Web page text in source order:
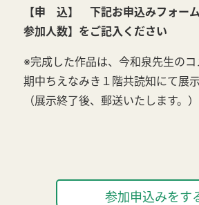
【申 込】 下記お申込みフォーム
参加人数】をご記入ください
※完成した作品は、今和泉先生の
期中ちえなみき１階共読知にて展示
（展示終了後、郵送いたします。）
参加申込みをす